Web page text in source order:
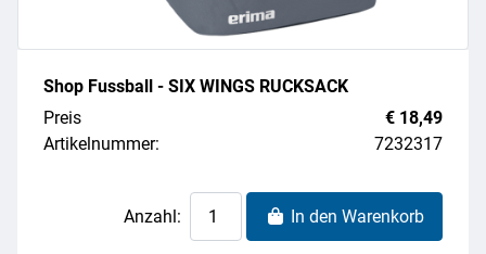
Shop Fussball - SIX WINGS RUCKSACK
Preis
€ 18,49
Artikelnummer:
7232317
Anzahl: In den Warenkorb